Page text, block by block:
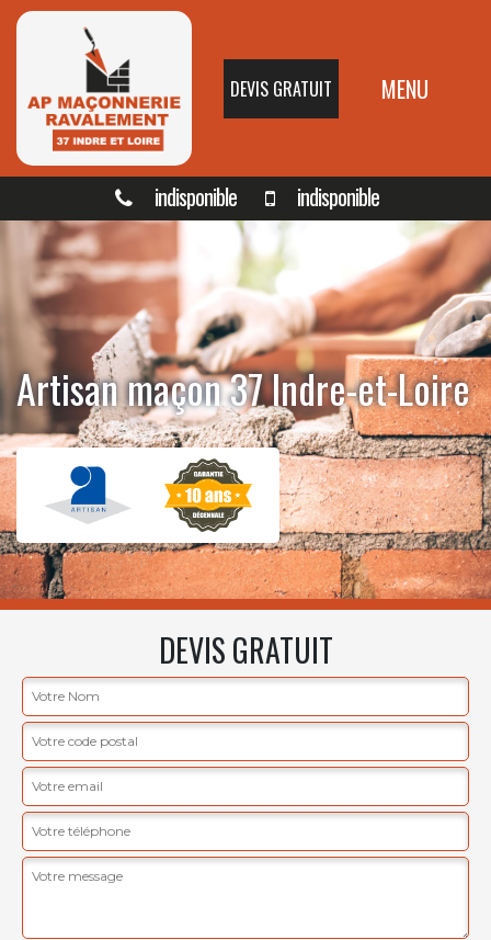
DEVIS GRATUIT MENU
indisponible indisponible
Artisan maçon 37 Indre-et-Loire
DEVIS GRATUIT